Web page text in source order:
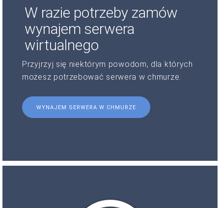
W razie potrzeby zamów
wynajem serwera
wirtualnego
Przyjrzyj się niektórym powodom, dla których
możesz potrzebować serwera w chmurze.
WYNAJEM SERWERA W CHMURZE